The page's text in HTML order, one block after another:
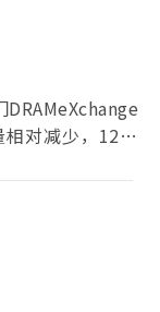
对减少，12月